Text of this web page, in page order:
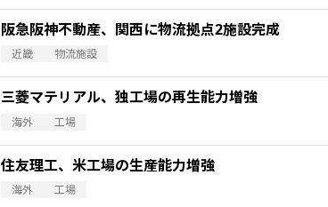
阪急阪神不動産、関西に物流拠点2施設完成
近畿 物流施設
三菱マテリアル、独工場の再生能力増強
海外 工場
住友理工、米工場の生産能力増強
海外 工場